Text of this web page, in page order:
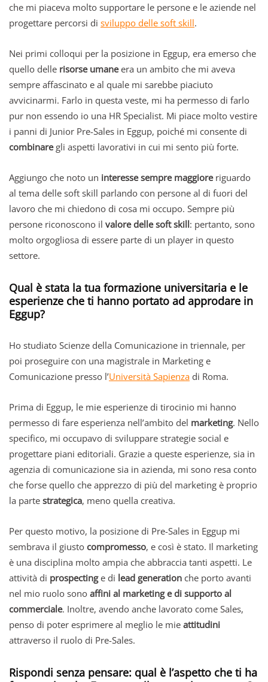
che mi piaceva molto supportare le persone e le aziende nel
progettare percorsi di sviluppo delle soft skill.
Nei primi colloqui per la posizione in Eggup, era emerso che
quello delle risorse umaneera un ambito che mi aveva
sempre affascinato e al quale mi sarebbe piaciuto
avvicinarmi. Farlo in questa veste, mi ha permesso di farlo
pur non essendo io una HR Specialist. Mi piace molto vestire
i panni di Junior Pre-Sales in Eggup, poiché mi consente di
combinare gli aspetti lavorativi in cui mi sento più forte.
Aggiungo che noto un interesse sempre maggioreriguardo
al tema delle soft skill parlando con persone al di fuori del
lavoro che mi chiedono di cosa mi occupo. Sempre più
persone riconoscono il valore delle soft skill: pertanto, sono
molto orgogliosa di essere parte di un player in questo
settore.
Qual è stata la tua formazione universitaria e le
esperienze che ti hanno portato ad approdare in
Eggup?
Ho studiato Scienze della Comunicazione in triennale, per
poi proseguire con una magistrale in Marketing e
Comunicazione presso l’Università Sapienza di Roma.
Prima di Eggup, le mie esperienze di tirocinio mi hanno
permesso di fare esperienza nell’ambito del marketing. Nello
specifico, mi occupavo di sviluppare strategie social e
progettare piani editoriali. Grazie a queste esperienze, sia in
agenzia di comunicazione sia in azienda, mi sono resa conto
che forse quello che apprezzo di più del marketing è proprio
la parte strategica, meno quella creativa.
Per questo motivo, la posizione di Pre-Sales in Eggup mi
sembrava il giusto compromesso, e così è stato. Il marketing
è una disciplina molto ampia che abbraccia tanti aspetti. Le
attività di prospectinge di lead generation che porto avanti
nel mio ruolo sono affini al marketing e di supporto al
commerciale. Inoltre, avendo anche lavorato come Sales,
penso di poter esprimere al meglio le mie attitudini
attraverso il ruolo di Pre-Sales.
Rispondi senza pensare: qual è l’aspetto che ti ha